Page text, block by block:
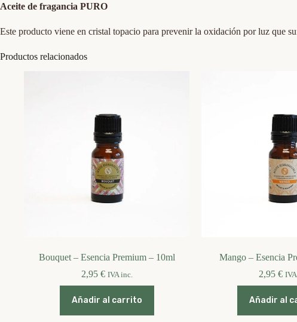
Aceite de fragancia PURO
Este producto viene en cristal topacio para prevenir la oxidación por luz que
Productos relacionados
Bouquet – Esencia Premium – 10ml
2,95 € IVA inc.
Añadir al carrito
Mango – Esencia
2,95€
Añadir al